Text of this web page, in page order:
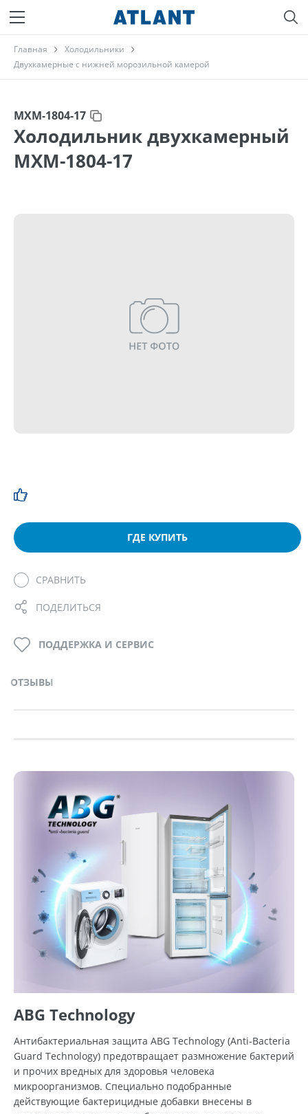
Главная
Холодильники
Двухкамерные с нижней морозильной камерой
МХМ-1804-17
Холодильник двухкамерный
МХМ-1804-17
ГДЕ КУПИТЬ
СРАВНИТЬ
ПОДЕЛИТЬСЯ
ОТЗЫВЫ
ПОДДЕРЖКА И СЕРВИС
ABG Technology
Антибактериальная защита ABG Technology (Anti-Bacteria
Guard Technology) предотвращает размножение бактерий
и прочих вредных для здоровья человека
микроорганизмов. Специально подобранные
действующие бактерицидные добавки внесены в